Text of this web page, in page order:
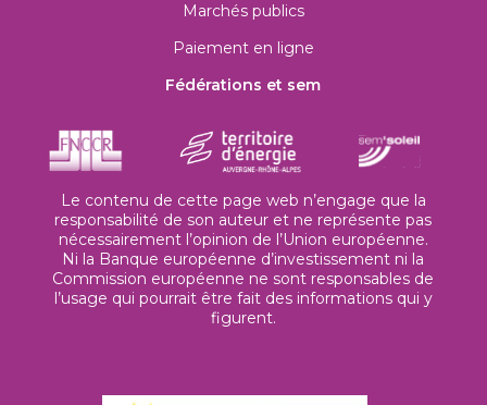
Marchés publics
Paiement en ligne
Fédérations et sem
Le contenu de cette page web n’engage que la
responsabilité de son auteur et ne représente pas
nécessairement l’opinion de l’Union européenne.
Ni la Banque européenne d’investissement ni la
Commission européenne ne sont responsables de
l’usage qui pourrait être fait des informations qui y
figurent.